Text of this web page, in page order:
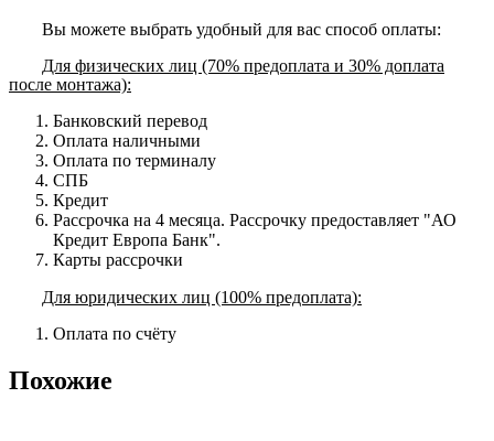
Вы можете выбрать удобный для вас способ оплаты:
Для физических лиц (70% предоплата и 30% доплата
после монтажа):
Банковский перевод
Оплата наличными
Оплата по терминалу
СПБ
Кредит
Рассрочка на 4 месяца. Рассрочку предоставляет "АО
Кредит Европа Банк".
Карты рассрочки
Для юридических лиц (100% предоплата):
Оплата по счёту
Похожие